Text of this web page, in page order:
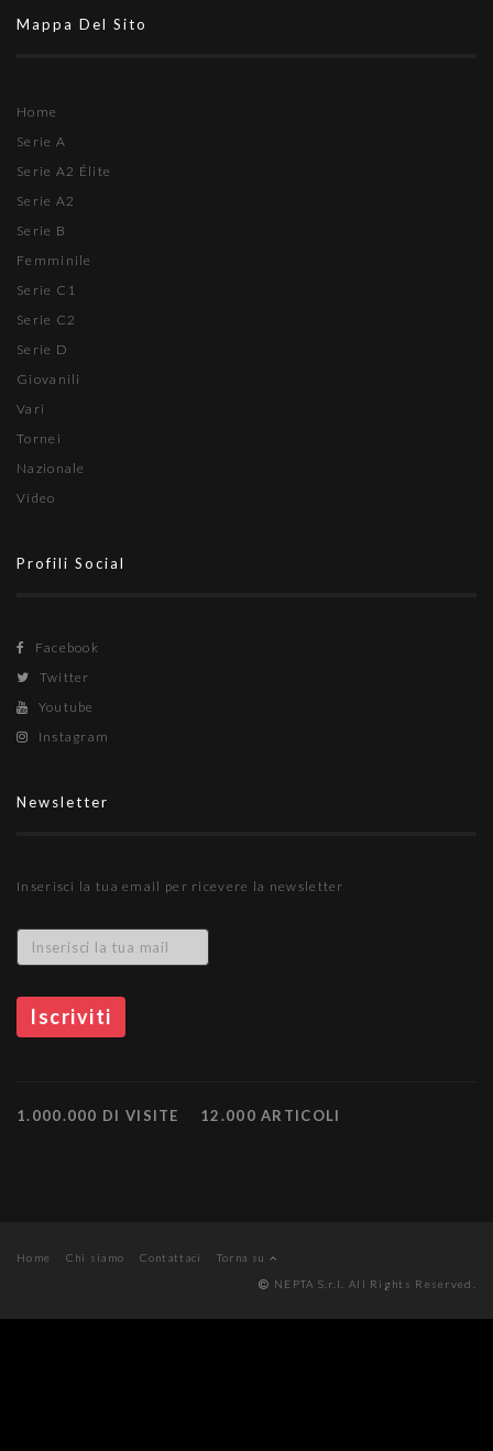
Mappa Del Sito
Home
Serie A
Serie A2 Élite
Serie A2
Serie B
Femminile
Serie C1
Serie C2
Serie D
Giovanili
Vari
Tornei
Nazionale
Video
Profili Social
Facebook
Twitter
Youtube
Instagram
Newsletter
Inserisci la tua email per ricevere la newsletter
1.000.000 DI VISITE 12.000 ARTICOLI
Home Chi siamo Contattaci
Torna su
NEPTA S.r.l. All Rights Reserved.